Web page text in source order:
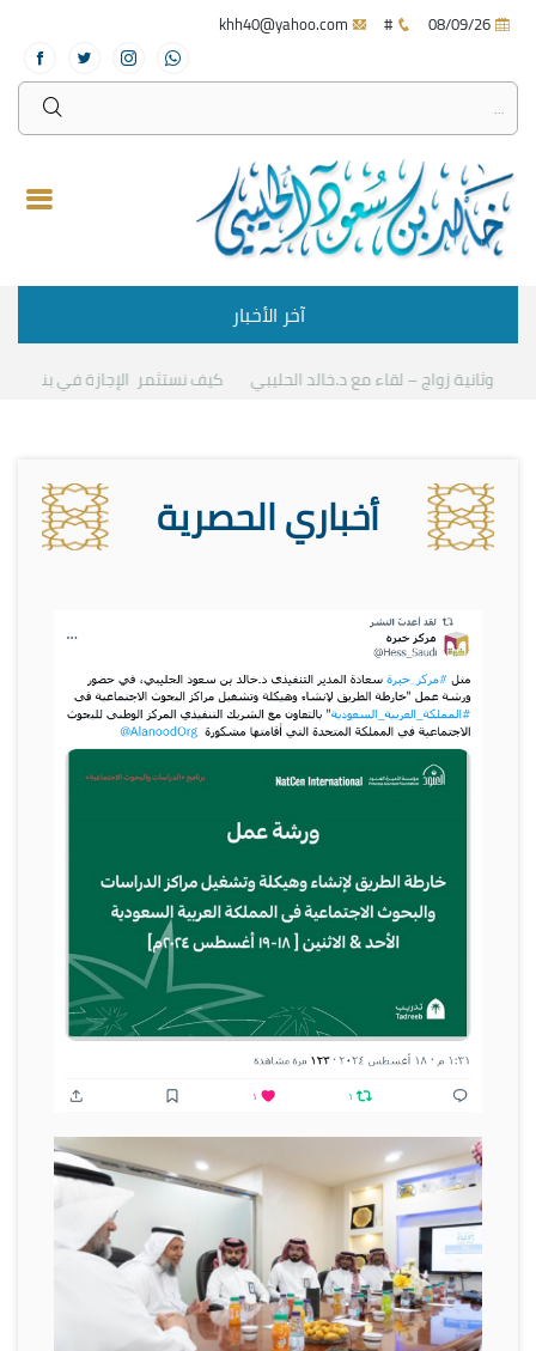
#
آخر الأخبار
– لقاء مع د.خالد الحليبي كيف نستثمر الإجازة في بناء القيم دعوة
أخباري الحصرية